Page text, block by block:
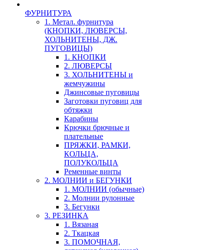
ФУРНИТУРА
1. Метал. фурнитура
(КНОПКИ, ЛЮВЕРСЫ,
ХОЛЬНИТЕНЫ, ДЖ.
ПУГОВИЦЫ)
1. КНОПКИ
2. ЛЮВЕРСЫ
3. ХОЛЬНИТЕНЫ и
жемчужины
Джинсовые пуговицы
Заготовки пуговиц для
обтяжки
Карабины
Крючки брючные и
плательные
ПРЯЖКИ, РАМКИ,
КОЛЬЦА,
ПОЛУКОЛЬЦА
Ременные винты
2. МОЛНИИ и БЕГУНКИ
1. МОЛНИИ (обычные)
2. Молнии рулонные
3. Бегунки
3. РЕЗИНКА
1. Вязаная
2. Ткацкая
3. ПОМОЧНАЯ,